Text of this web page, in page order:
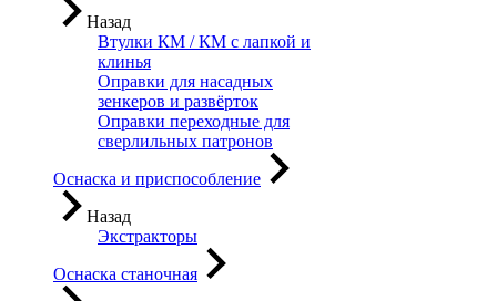
Назад
Втулки КМ / КМ с лапкой и
клинья
Оправки для насадных
зенкеров и развёрток
Оправки переходные для
сверлильных патронов
Оснаска и приспособление
Назад
Экстракторы
Оснаска станочная